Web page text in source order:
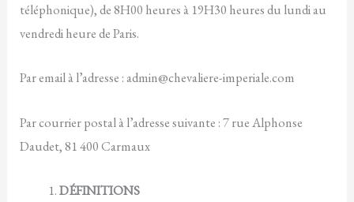
téléphonique), de 8H00 heures à 19H30 heures du lundi au
vendredi heure de Paris.
Par email à l’adresse : admin@chevaliere-imperiale.com
Par courrier postal à l’adresse suivante : 7 rue Alphonse
Daudet, 81 400 Carmaux
DÉFINITIONS